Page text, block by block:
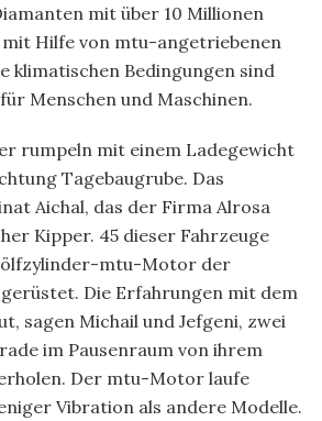
mit über 10 Millionen
Hilfe von mtu-angetriebenen
klimatischen Bedingungen sind
Menschen und Maschinen.
rumpeln mit einem Ladegewicht
Tagebaugrube. Das
Aichal, das der Firma Alrosa
Kipper. 45 dieser Fahrzeuge
mtu-Motor der
Die Erfahrungen mit dem
sagen Michail und Jefgeni, zwei
im Pausenraum von ihrem
Der mtu-Motor laufe
Vibration als andere Modelle.